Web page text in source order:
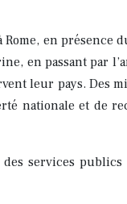
en présence
en passant par
leur pays. Des
nationale et de
services publics